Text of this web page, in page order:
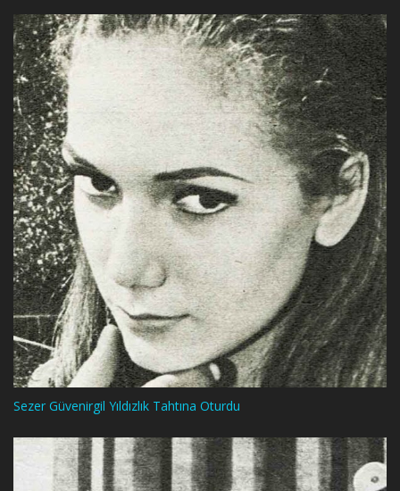
Sezer Güvenirgil Yıldızlık Tahtına Oturdu